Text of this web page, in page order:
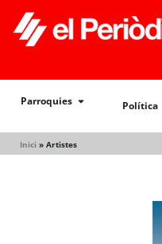
Parroquies Política
Inici » Artistes
Política